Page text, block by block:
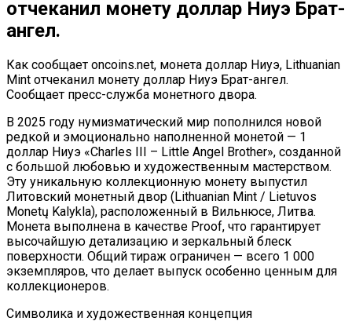
отчеканил монету доллар Ниуэ Брат-
ангел.
Как сообщает oncoins.net, монета доллар Ниуэ, Lithuanian
Mint отчеканил монету доллар Ниуэ Брат-ангел.
Сообщает пресс-служба монетного двора.
В 2025 году нумизматический мир пополнился новой
редкой и эмоционально наполненной монетой — 1
доллар Ниуэ «Charles III – Little Angel Brother», созданной
с большой любовью и художественным мастерством.
Эту уникальную коллекционную монету выпустил
Литовский монетный двор (Lithuanian Mint / Lietuvos
Monetų Kalykla), расположенный в Вильнюсе, Литва.
Монета выполнена в качестве Proof, что гарантирует
высочайшую детализацию и зеркальный блеск
поверхности. Общий тираж ограничен — всего 1 000
экземпляров, что делает выпуск особенно ценным для
коллекционеров.
Символика и художественная концепция